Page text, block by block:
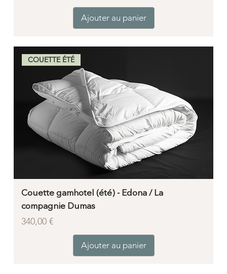
Ajouter au panier
COUETTE ÉTÉ
Couette gamhotel (été) - Edona / La
compagnie Dumas
Prix
340,00 €
Ajouter au panier